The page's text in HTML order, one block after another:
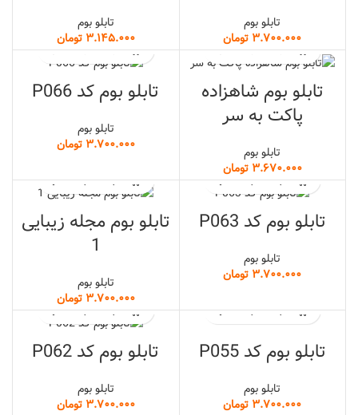
تابلو بوم
تومان
تابلو بوم
تومان
تابلو بوم شاهزاده
پاکت به سر
تابلو بوم
تومان
تابلو بوم کد P066
تابلو بوم
تومان
تابلو بوم کد P063
تابلو بوم
تومان
تابلو بوم مجله زیبایی
1
تابلو بوم
تومان
تابلو بوم کد P055
تابلو بوم
تومان
تابلو بوم کد P062
تابلو بوم
تومان